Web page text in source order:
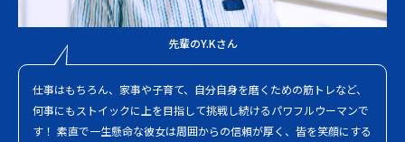
先輩のY.Kさん
仕事はもちろん、家事や子育て、自分自身を磨くための筋トレなど、
何事にもストイックに上を目指して挑戦し続けるパワフルウーマンで
す！ 素直で一生懸命な彼女は周囲からの信頼が厚く、皆を笑顔にする